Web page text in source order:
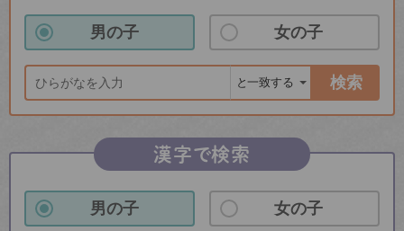
男の子 女の子
検索
漢字で検索
男の子 女の子